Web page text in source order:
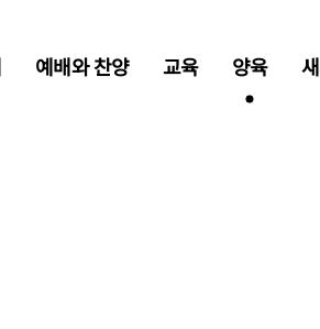
예배와 찬양 교육 양육